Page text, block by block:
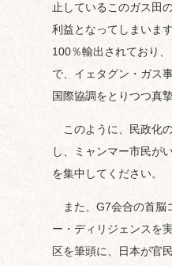
止しているこのガス田
利益となってしまいま
100％輸出されており
で、イェタグン・ガス
国際協調をとりつつ真
このように、民政化
し、ミャンマー市民が
を集中してください。
また、G7会合の首脳
ー・ディリジェンスを
区を筆頭に、日本が官